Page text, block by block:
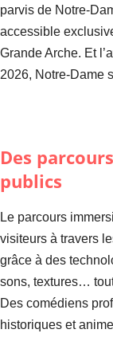
parvis de Notre-
accessible
Grande Arche. Et
2026, Notre-Dame
Des
publics
Le parcours
visiteurs à travers
grâce à des
sons, textures…
Des comédiens
historiques et